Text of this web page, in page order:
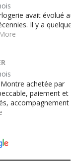
avait évolué au
Il y a quelques
achetée par
paiement et
accompagnement